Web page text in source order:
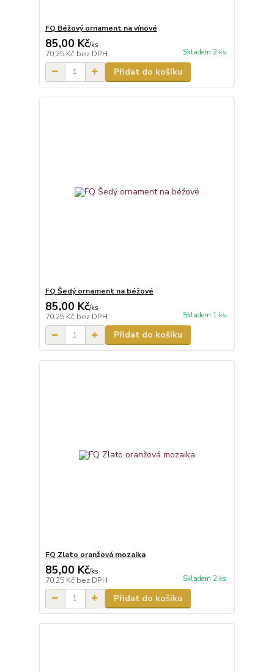
FQ Béžový ornament na vínové
85,00 Kč/ks
70,25 Kč bez DPH Skladem 2 ks
Přidat do košíku
FQ Šedý ornament na béžové
85,00 Kč/ks
70,25 Kč bez DPH Skladem 1 ks
Přidat do košíku
FQ Zlato oranžová mozaika
85,00 Kč/ks
70,25 Kč bez DPH Skladem 2 ks
Přidat do košíku